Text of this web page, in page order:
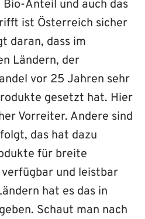
Bio-Anteil und auch das
ist Österreich sicher
daran, dass im
Ländern, der
vor 25 Jahren sehr
gesetzt hat. Hier
Vorreiter. Andere sind
das hat dazu
für breite
und leistbar
hat es das in
Schaut man nach